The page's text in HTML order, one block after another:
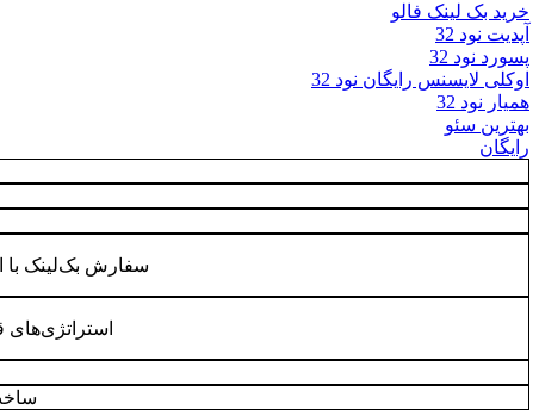
خرید بک لینک فالو
آپدیت نود 32
پسورد نود 32
اوکلی لایسنس رایگان نود 32
همیار نود 32
بهترین سئو
رایگان
سفارش بک‌لینک با
استراتژی‌های